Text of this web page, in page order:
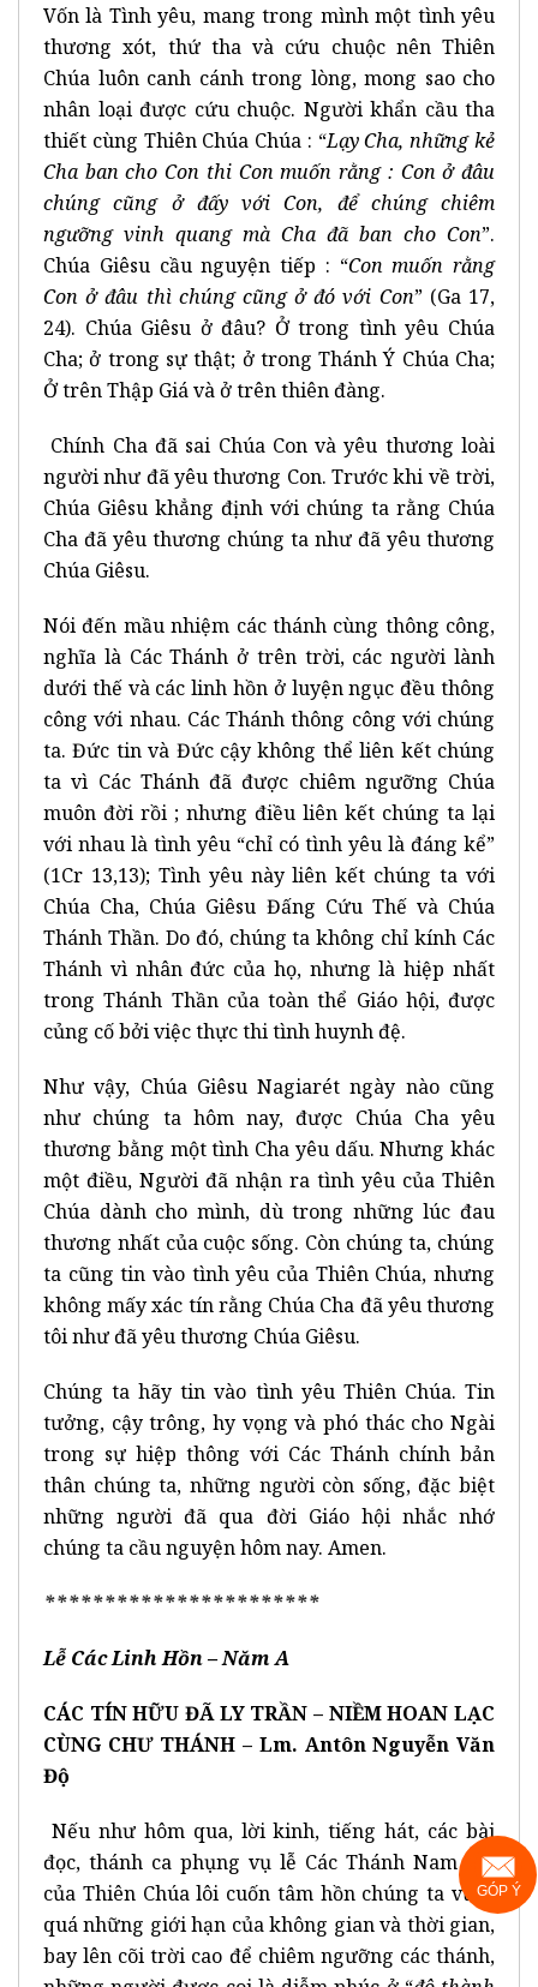
Vốn là Tình yêu, mang trong mình một tình yêu
thương xót, thứ tha và cứu chuộc nên Thiên
Chúa luôn canh cánh trong lòng, mong sao cho
nhân loại được cứu chuộc. Người khẩn cầu tha
thiết cùng Thiên Chúa Chúa : “Lạy Cha, những kẻ
Cha ban cho Con thi Con muốn rằng : Con ở đâu
chúng cũng ở đấy với Con, để chúng chiêm
ngưỡng vinh quang mà Cha đã ban cho Con”.
Chúa Giêsu cầu nguyện tiếp : “Con muốn rằng
Con ở đâu thì chúng cũng ở đó với Con” (Ga 17,
24). Chúa Giêsu ở đâu? Ở trong tình yêu Chúa
Cha; ở trong sự thật; ở trong Thánh Ý Chúa Cha;
Ở trên Thập Giá và ở trên thiên đàng.
Chính Cha đã sai Chúa Con và yêu thương loài
người như đã yêu thương Con. Trước khi về trời,
Chúa Giêsu khẳng định với chúng ta rằng Chúa
Cha đã yêu thương chúng ta như đã yêu thương
Chúa Giêsu.
Nói đến mầu nhiệm các thánh cùng thông công,
nghĩa là Các Thánh ở trên trời, các người lành
dưới thế và các linh hồn ở luyện ngục đều thông
công với nhau. Các Thánh thông công với chúng
ta. Đức tin và Đức cậy không thể liên kết chúng
ta vì Các Thánh đã được chiêm ngưỡng Chúa
muôn đời rồi ; nhưng điều liên kết chúng ta lại
với nhau là tình yêu “chỉ có tình yêu là đáng kể”
(1Cr 13,13); Tình yêu này liên kết chúng ta với
Chúa Cha, Chúa Giêsu Đấng Cứu Thế và Chúa
Thánh Thần. Do đó, chúng ta không chỉ kính Các
Thánh vì nhân đức của họ, nhưng là hiệp nhất
trong Thánh Thần của toàn thể Giáo hội, được
củng cố bởi việc thực thi tình huynh đệ.
Như vậy, Chúa Giêsu Nagiarét ngày nào cũng
như chúng ta hôm nay, được Chúa Cha yêu
thương bằng một tình Cha yêu dấu. Nhưng khác
một điều, Người đã nhận ra tình yêu của Thiên
Chúa dành cho mình, dù trong những lúc đau
thương nhất của cuộc sống. Còn chúng ta, chúng
ta cũng tin vào tình yêu của Thiên Chúa, nhưng
không mấy xác tín rằng Chúa Cha đã yêu thương
tôi như đã yêu thương Chúa Giêsu.
Chúng ta hãy tin vào tình yêu Thiên Chúa. Tin
tưởng, cậy trông, hy vọng và phó thác cho Ngài
trong sự hiệp thông với Các Thánh chính bản
thân chúng ta, những người còn sống, đặc biệt
những người đã qua đời Giáo hội nhắc nhớ
chúng ta cầu nguyện hôm nay. Amen.
***********************
Lễ Các Linh Hồn– Năm A
CÁC TÍN HỮU ĐÃ LY TRẦN – NIỀM HOAN LẠC
CÙNG CHƯ THÁNH – Lm. Antôn Nguyễn Văn
Độ
Nếu như hôm qua, lời kinh, tiếng hát, các bài
đọc, thánh ca phụng vụ lễ Các Thánh Nam Nữ
của Thiên Chúa lôi cuốn tâm hồn chúng ta vượt
quá những giới hạn của không gian và thời gian,
bay lên cõi trời cao để chiêm ngưỡng các thánh,
GÓP Ý